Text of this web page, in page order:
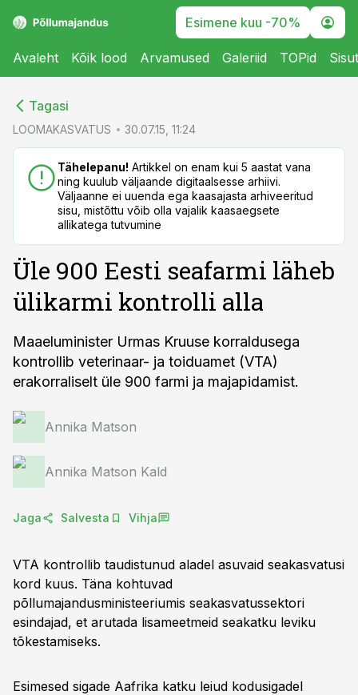
Esimene kuu -70%
Avaleht Kõik lood Arvamused Galeriid TOPid
Tagasi
LOOMAKASVATUS 30.07.15, 11:24
Tähelepanu! Artikkel on enam kui 5 aastat vana
ning kuulub väljaande digitaalsesse arhiivi.
Väljaanne ei uuenda ega kaasajasta arhiveeritud
sisu, mistõttu võib olla vajalik kaasaegsete
allikatega tutvumine
Üle 900 Eesti seafarmi läheb
ülikarmi kontrolli alla
Maaeluminister Urmas Kruuse korraldusega
kontrollib veterinaar- ja toiduamet (VTA)
erakorraliselt üle 900 farmi ja majapidamist.
Annika Matson
Annika Matson Kald
Jaga Salvesta Vihja
VTA kontrollib taudistunud aladel asuvaid seakasvatusi
kord kuus. Täna kohtuvad
põllumajandusministeeriumis seakasvatussektori
esindajad, et arutada lisameetmeid seakatku leviku
tõkestamiseks.
Esimesed sigade Aafrika katku leiud kodusigadel